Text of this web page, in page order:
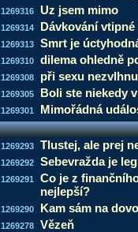
1269316 Uz jsem mimo
1269314 Dávkování vtipné
1269313 Smrt je
1269310 dilema ohledně
1269308 při sexu nezvlhnu
1269305 Boli ste niekedy
1269301 Mimořádná
1269293 Tlustej, ale prej
1269292 Sebevražda je
1269291
Co je z
nejlepší?
1269290 Kam sám na
1269278 Vězeň